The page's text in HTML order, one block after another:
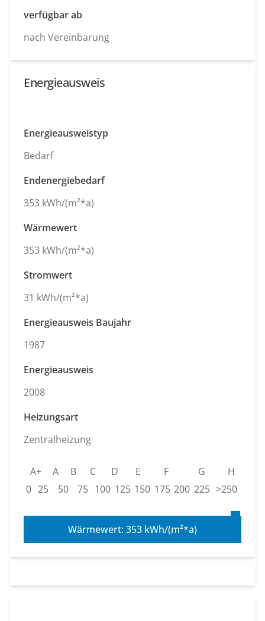
verfügbar ab
nach Vereinbarung
Energieausweis
Energieausweistyp
Bedarf
Endenergiebedarf
353 kWh/(m²*a)
Wärmewert
353 kWh/(m²*a)
Stromwert
31 kWh/(m²*a)
Energieausweis Baujahr
1987
Energieausweis
2008
Heizungsart
Zentralheizung
A+ A B C D E F G
H
0 25 50 75 100 125 150 175 200 225 >250
Wärmewert: 353 kWh/(m²*a)